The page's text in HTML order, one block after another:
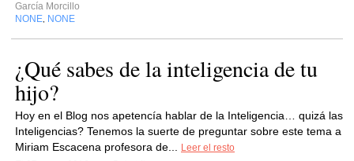
García Morcillo
NONE NONE
¿Qué sabes de la inteligencia de tu
hijo?
Hoy en el Blog nos apetencía hablar de la Inteligencia… quizá las
Inteligencias? Tenemos la suerte de preguntar sobre este tema a
Miriam Escacena profesora de...
Leer el resto